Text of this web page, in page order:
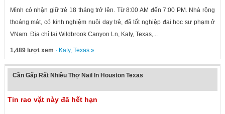
Mình có nhận giữ trẻ 18 tháng trở lên. Từ 8:00 AM đến 7:00 PM. Nhà rộng
thoáng mát, có kinh nghiệm nuôi dạy trẻ, đã tốt nghiệp đại học sư phạm ở
VNam. Địa chỉ tại Wildbrook Canyon Ln, Katy, Texas,...
1,489 lượt xem · Katy, Texas»
Cần Gấp Rất Nhiều Thợ Nail In Houston Texas
Tin rao vặt này đã hết hạn